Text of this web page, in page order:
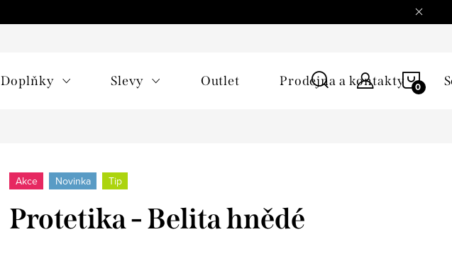
Doplňky Slevy Outlet Prodejna a kontakty
Akce Novinka Tip
Protetika - Belita hnědé